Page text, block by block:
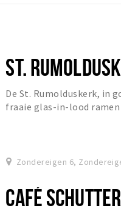
ST.
De St. Rumolduskerk, in
fraaie glas-in-lood ramen
Zondereigen 6,
CAFÉ